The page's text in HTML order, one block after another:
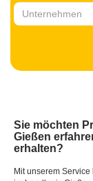
Sie möchten
Gießen
erhalten?
Mit unserem